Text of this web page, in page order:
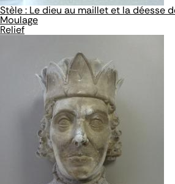
Stèle : Le dieu au maillet et la déesse
Moulage
Relief